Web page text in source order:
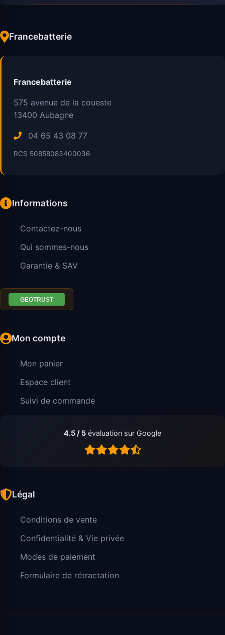
Francebatterie
Francebatterie
575 avenue de la coueste
13400 Aubagne
04 65 43 08 77
RCS 50858083400036
Informations
Contactez-nous
Qui sommes-nous
Garantie & SAV
Mon compte
Mon panier
Espace client
Suivi de commande
4.5 / 5 évaluation sur Google
Légal
Conditions de vente
Confidentialité & Vie privée
Modes de paiement
Formulaire de rétractation